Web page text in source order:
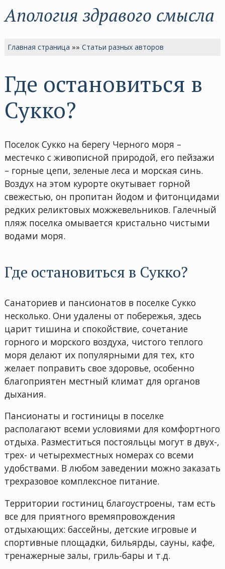
Апология здравого смысла
Главная страница »»Статьи разных авторов
Где остановиться в
Сукко?
Поселок Сукко на берегу Черного моря –
местечко с живописной природой, его пейзажи
– горные цепи, зеленые леса и морская синь.
Воздух на этом курорте окутывает горной
свежестью, он пропитан йодом и фитонцидами
редких реликтовых можжевельников. Галечный
пляж поселка омывается кристально чистыми
водами моря.
Где остановиться в Сукко?
Санаториев и пансионатов в поселке Сукко
несколько. Они удалены от побережья, здесь
царит тишина и спокойствие, сочетание
горного и морского воздуха, чистого теплого
моря делают их популярными для тех, кто
желает поправить свое здоровье, особенно
благоприятен местный климат для органов
дыхания.
Пансионаты и гостиницы в поселке
располагают всеми условиями для комфортного
отдыха. Разместиться постояльцы могут в двух-,
трех- и четырехместных номерах со всеми
удобствами. В любом заведении можно заказать
трехразовое комплексное питание.
Территории гостиниц благоустроены, там есть
все для приятного времяпровождения
отдыхающих: бассейны, детские игровые и
спортивные площадки, бильярды, сауны, кафе,
тренажерные залы, гриль-бары и т.д.